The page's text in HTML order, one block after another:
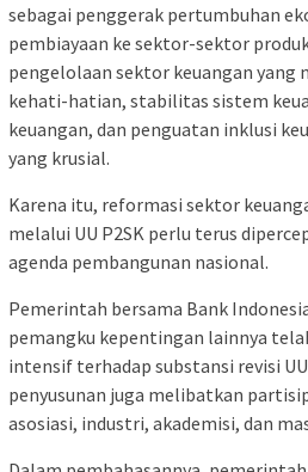
sebagai penggerak pertumbuhan
pembiayaan ke sektor-sektor
pengelolaan sektor keuangan yang
kehati-hatian, stabilitas sistem
keuangan, dan penguatan inklusi
yang krusial.
Karena itu, reformasi sektor
melalui UU P2SK perlu terus
agenda pembangunan nasional.
Pemerintah bersama Bank
pemangku kepentingan lainnya
intensif terhadap substansi revisi
penyusunan juga melibatkan
asosiasi, industri, akademisi, dan